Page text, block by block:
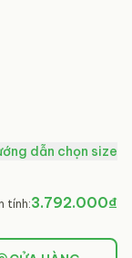
dẫn chọn size
tính:3.792.000₫